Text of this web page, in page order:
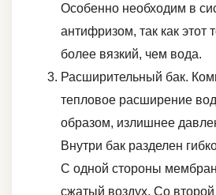
Особенно необходим в
антифризом, так как этот
более вязкий, чем вода.
Расширительный бак.
тепловое расширение
образом, излишнее
Внутри бак разделен
С одной стороны
сжатый воздух. Со